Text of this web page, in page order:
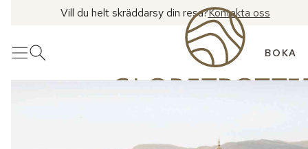
Vill du helt skräddarsy din resa?Kontakta oss
MenyÖppna sök BOKA